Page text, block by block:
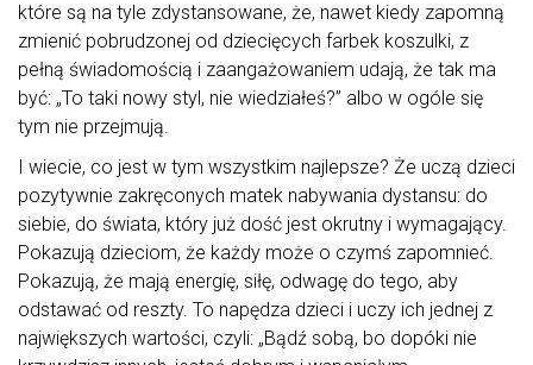
które są na tyle zdystansowane, że, nawet kiedy zapomną
zmienić pobrudzonej od dziecięcych farbek koszulki, z
pełną świadomością i zaangażowaniem udają, że tak ma
być: „To taki nowy styl, nie wiedziałeś?” albo w ogóle się
tym nie przejmują.
I wiecie, co jest w tym wszystkim najlepsze? Że uczą dzieci
pozytywnie zakręconych matek nabywania dystansu: do
siebie, do świata, który już dość jest okrutny i wymagający.
Pokazują dzieciom, że każdy może o czymś zapomnieć.
Pokazują, że mają energię, siłę, odwagę do tego, aby
odstawać od reszty. To napędza dzieci i uczy ich jednej z
największych wartości, czyli: „Bądź sobą, bo dopóki nie